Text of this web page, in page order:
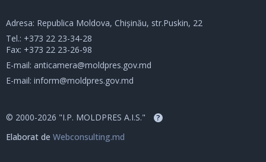
Adresa: Republica Moldova, Chișinău, str.Puskin, 22
Tel.: +373 22 23-34-28
Fax: +373 22 23-26-98
E-mail: anticamera@moldpres.gov.md
E-mail: inform@moldpres.gov.md
© 2000-2026 "I.P. MOLDPRES A.I.S." ?
Elaborat de Webconsulting.md